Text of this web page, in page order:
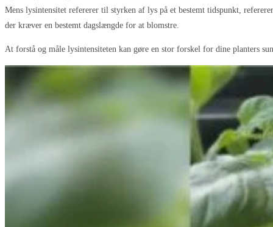
Mens lysintensitet refererer til styrken af lys på et bestemt tidspunkt,
der kræver en bestemt dagslængde for at blomstre.
At forstå og måle lysintensiteten kan gøre en stor forskel for dine planters